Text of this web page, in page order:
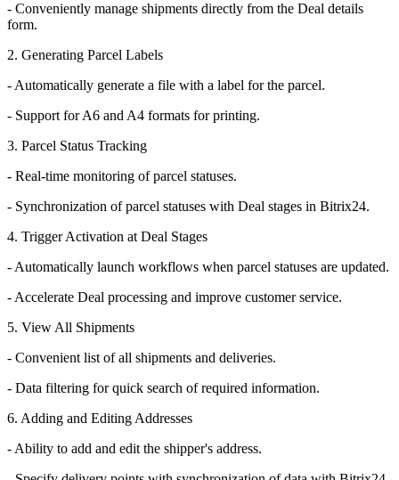
- Conveniently manage shipments directly from the Deal details
form.
2. Generating Parcel Labels
- Automatically generate a file with a label for the parcel.
- Support for A6 and A4 formats for printing.
3. Parcel Status Tracking
- Real-time monitoring of parcel statuses.
- Synchronization of parcel statuses with Deal stages in Bitrix24.
4. Trigger Activation at Deal Stages
- Automatically launch workflows when parcel statuses are updated.
- Accelerate Deal processing and improve customer service.
5. View All Shipments
- Convenient list of all shipments and deliveries.
- Data filtering for quick search of required information.
6. Adding and Editing Addresses
- Ability to add and edit the shipper's address.